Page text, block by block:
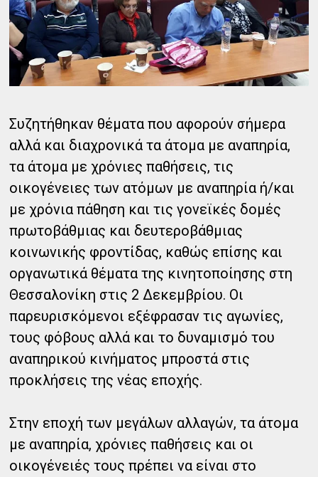
Συζητήθηκαν θέματα που αφορούν σήμερα
αλλά και διαχρονικά τα άτομα με αναπηρία,
τα άτομα με χρόνιες παθήσεις, τις
οικογένειες των ατόμων με αναπηρία ή/και
με χρόνια πάθηση και τις γονεϊκές δομές
πρωτοβάθμιας και δευτεροβάθμιας
κοινωνικής φροντίδας, καθώς επίσης και
οργανωτικά θέματα της κινητοποίησης στη
Θεσσαλονίκη στις 2 Δεκεμβρίου. Οι
παρευρισκόμενοι εξέφρασαν τις αγωνίες,
τους φόβους αλλά και το δυναμισμό του
αναπηρικού κινήματος μπροστά στις
προκλήσεις της νέας εποχής.
Στην εποχή των μεγάλων αλλαγών, τα άτομα
με αναπηρία, χρόνιες παθήσεις και οι
οικογένειές τους πρέπει να είναι στο